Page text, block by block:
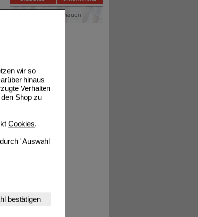
wir so
hinaus
Verhalten
Shop zu
Cookies.
"Auswahl
kann.
bestätigen